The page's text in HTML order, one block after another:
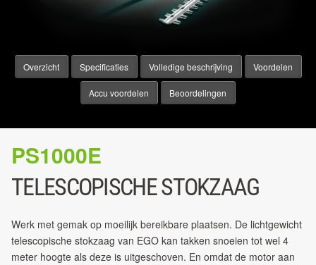
Overzicht Specificaties Volledige beschrijving Voordelen
Accu voordelen Beoordelingen
PS1000E
TELESCOPISCHE STOKZAAG
Werk met gemak op moeilijk bereikbare plaatsen. De lichtgewicht
telescopische stokzaag van EGO kan takken snoeien tot wel 4
meter hoogte als deze is uitgeschoven. En omdat de motor aan